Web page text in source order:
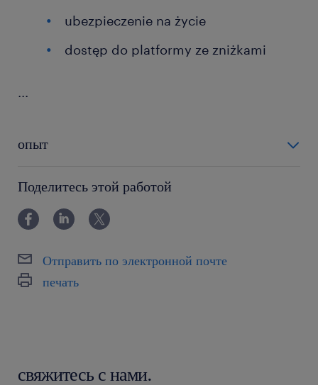
ubezpieczenie na życie
dostęp do platformy ze zniżkami
...
опыт
Поделитесь этой работой
Отправить по электронной почте
печать
свяжитесь с нами.